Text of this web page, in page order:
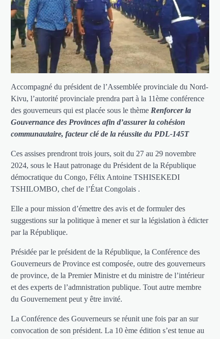
Accompagné du président de l’Assemblée provinciale du Nord-
Kivu, l’autorité provinciale prendra part à la 11ème conférence
des gouverneurs qui est placée sous le thème Renforcer la
Gouvernance des Provinces afin d’assurer la cohésion
communautaire, facteur clé de la réussite du PDL-145T
Ces assises prendront trois jours, soit du 27 au 29 novembre
2024, sous le Haut patronage du Président de la République
démocratique du Congo, Félix Antoine TSHISEKEDI
TSHILOMBO, chef de l’État Congolais .
Elle a pour mission d’émettre des avis et de formuler des
suggestions sur la politique à mener et sur la législation à édicter
par la République.
Présidée par le président de la République, la Conférence des
Gouverneurs de Province est composée, outre des gouverneurs
de province, de la Premier Ministre et du ministre de l’intérieur
et des experts de l’admnistration publique. Tout autre membre
du Gouvernement peut y être invité.
La Conférence des Gouverneurs se réunit une fois par an sur
convocation de son président. La 10 ème édition s’est tenue au